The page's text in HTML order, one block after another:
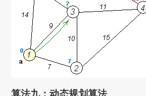
算法九：动态规划算法